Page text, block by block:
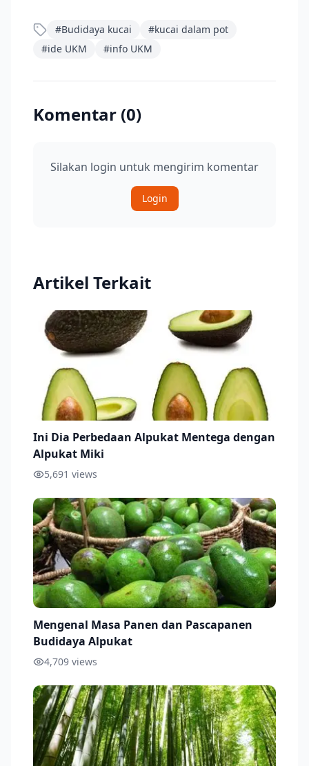
#Budidaya kucai #kucai dalam pot
#ide UKM #info UKM
Komentar (0)
Silakan login untuk mengirim komentar
Login
Artikel Terkait
Ini Dia Perbedaan Alpukat Mentega dengan
Alpukat Miki
5,691 views
Mengenal Masa Panen dan Pascapanen
Budidaya Alpukat
4,709 views